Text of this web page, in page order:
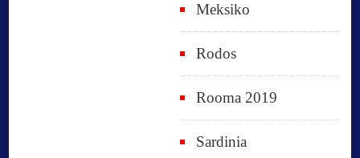
Meksiko
Rodos
Rooma 2019
Sardinia